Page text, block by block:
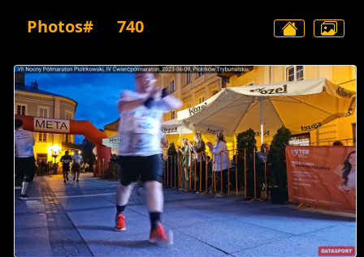
Photos# 740